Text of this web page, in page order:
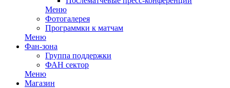
Меню
Фотогалерея
Программки к матчам
Меню
Фан-зона
Группа поддержки
ФАН сектор
Меню
Магазин